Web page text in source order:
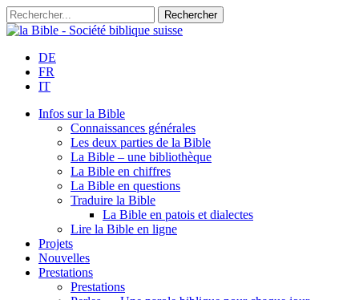
DE
FR
IT
Infos sur la Bible
Connaissances générales
Les deux parties de la Bible
La Bible – une bibliothèque
La Bible en chiffres
La Bible en questions
Traduire la Bible
La Bible en patois et dialectes
Lire la Bible en ligne
Projets
Nouvelles
Prestations
Prestations